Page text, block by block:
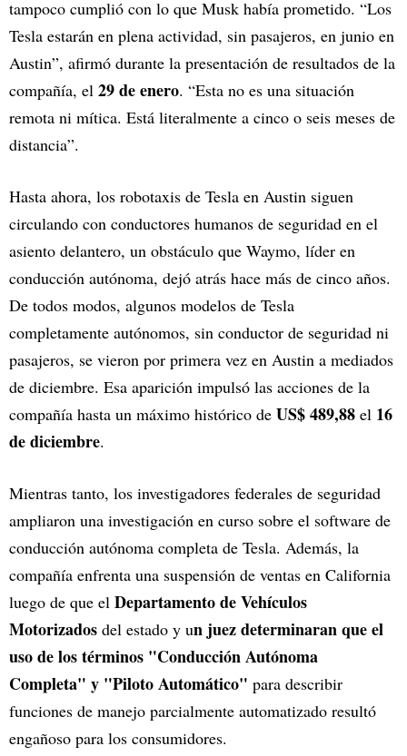
tampoco cumplió con lo que Musk había prometido. “Los
Tesla estarán en plena actividad, sin pasajeros, en junio en
Austin”, afirmó durante la presentación de resultados de la
compañía, el 29 de enero. “Esta no es una situación
remota ni mítica. Está literalmente a cinco o seis meses de
distancia”.
Hasta ahora, los robotaxis de Tesla en Austin siguen
circulando con conductores humanos de seguridad en el
asiento delantero, un obstáculo que Waymo, líder en
conducción autónoma, dejó atrás hace más de cinco años.
De todos modos, algunos modelos de Tesla
completamente autónomos, sin conductor de seguridad ni
pasajeros, se vieron por primera vez en Austin a mediados
de diciembre. Esa aparición impulsó las acciones de la
compañía hasta un máximo histórico de US$ 489,88 el 16
de diciembre.
Mientras tanto, los investigadores federales de seguridad
ampliaron una investigación en curso sobre el software de
conducción autónoma completa de Tesla. Además, la
compañía enfrenta una suspensión de ventas en California
luego de que el Departamento de Vehículos
Motorizados del estado y un juez determinaran que el
uso de los términos "Conducción Autónoma
Completa" y "Piloto Automático" para describir
funciones de manejo parcialmente automatizado resultó
engañoso para los consumidores.